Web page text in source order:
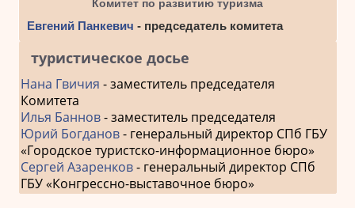
Комитет по развитию туризма
Евгений Панкевич - председатель комитета
туристическое досье
Нана Гвичия - заместитель председателя
Комитета
Илья Баннов- заместитель председателя
Юрий Богданов- генеральный директор СПб ГБУ
«Городское туристско-информационное бюро»
Сергей Азаренков- генеральный директор СПб
ГБУ «Конгрессно-выставочное бюро»